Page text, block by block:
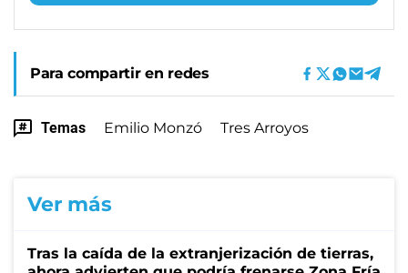
Para compartir en redes
Temas Emilio Monzó Tres Arroyos
Ver más
Tras la caída de la extranjerización de tierras,